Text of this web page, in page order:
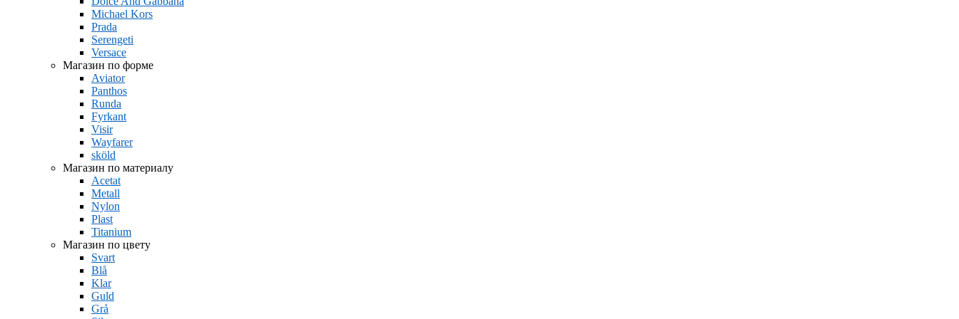
Michael Kors
Prada
Serengeti
Versace
Магазин по форме
Aviator
Panthos
Runda
Fyrkant
Visir
Wayfarer
sköld
Магазин по материалу
Acetat
Metall
Nylon
Plast
Titanium
Магазин по цвету
Svart
Blå
Klar
Guld
Grå